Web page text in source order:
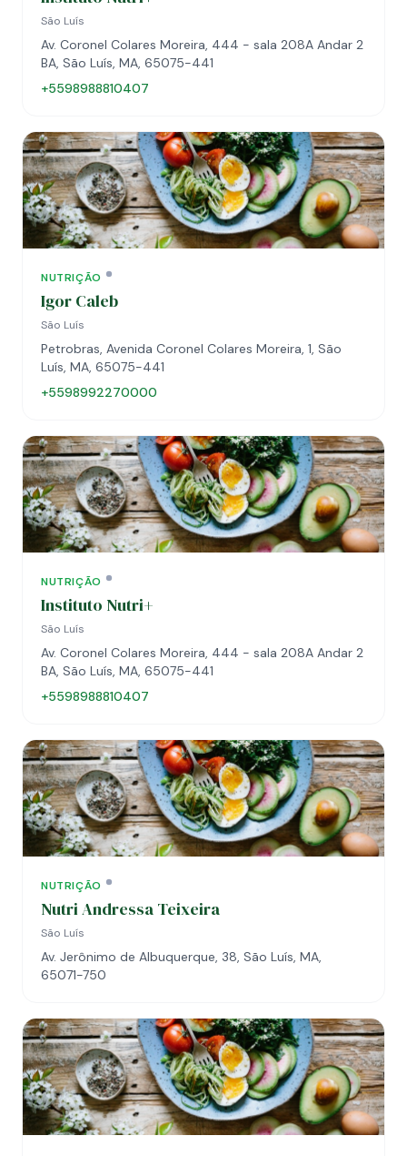
São Luís
Av. Coronel Colares Moreira, 444 - sala 208A Andar 2
BA, São Luís, MA, 65075-441
+5598988810407
NUTRIÇÃO
Igor Caleb
São Luís
Petrobras, Avenida Coronel Colares Moreira, 1, São
Luís, MA, 65075-441
+5598992270000
NUTRIÇÃO
Instituto Nutri+
São Luís
Av. Coronel Colares Moreira, 444 - sala 208A Andar 2
BA, São Luís, MA, 65075-441
+5598988810407
NUTRIÇÃO
Nutri Andressa Teixeira
São Luís
Av. Jerônimo de Albuquerque, 38, São Luís, MA,
65071-750